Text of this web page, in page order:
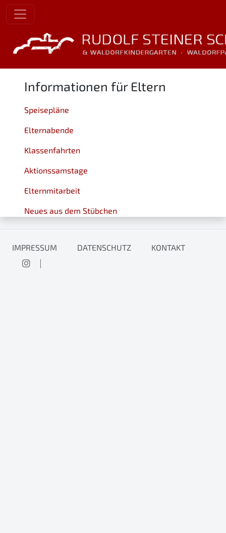
Informationen für Eltern
Speisepläne
Elternabende
Klassenfahrten
Aktionssamstage
Elternmitarbeit
Neues aus dem Stübchen
IMPRESSUM DATENSCHUTZ KONTAKT